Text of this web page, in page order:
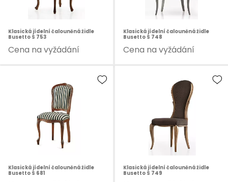
Klasická jídelní čalouněná židle
Busetto S 753
Cena na vyžádání
Klasická jídelní čalouněná židle
Busetto S 748
Cena na vyžádání
Klasická jídelní čalouněná židle
Busetto S 681
Klasická jídelní čalouněná židle
Busetto S 749